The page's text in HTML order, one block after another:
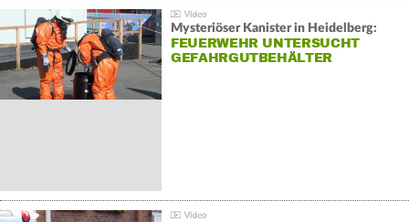
Mysteriöser Kanister in Heidelberg:
FEUERWEHR UNTERSUCHT
GEFAHRGUTBEHÄLTER